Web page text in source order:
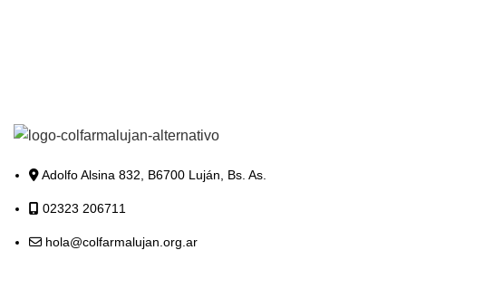
Adolfo Alsina 832, B6700 Luján, Bs. As.
02323 206711
hola@colfarmalujan.org.ar